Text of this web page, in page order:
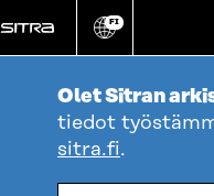
suoraan
sisältöön
Vaihda
kieli
FI
Olet Sitran
tiedot
sitra.fi.